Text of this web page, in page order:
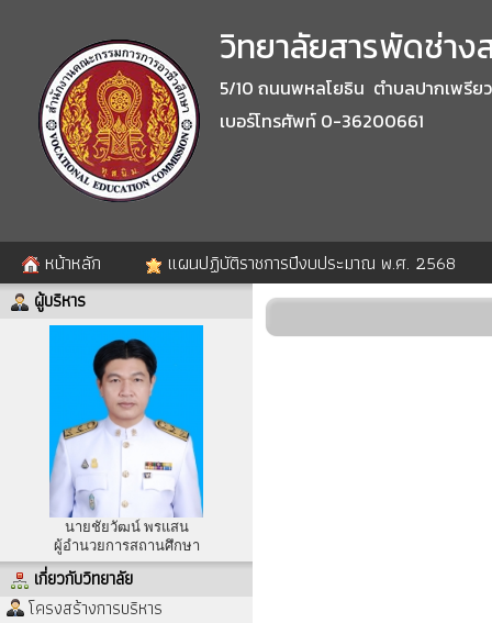
วิทยาลัยสารพัดช่าง
5/10 ถนนพหลโยธิน ตำบลปากเพรีย
เบอร์โทรศัพท์ 0-36200661
หน้าหลัก แผนปฏิบัติราชการปีงบประมาณ พ.ศ. 2568
ผู้บริหาร
นายชัยวัฒน์ พรแสน
ผู้อำนวยการสถานศึกษา
เกี่ยวกับวิทยาลัย
โครงสร้างการบริหาร